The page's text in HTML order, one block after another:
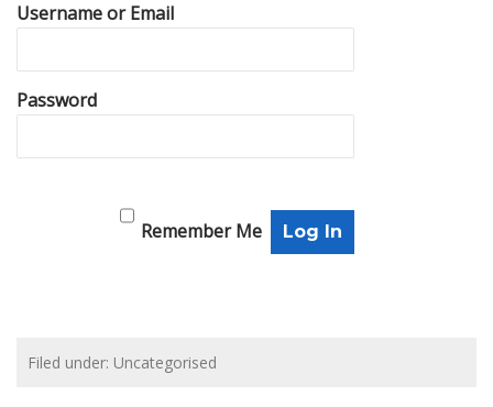
Username or Email
Password
Remember Me
Filed under: Uncategorised